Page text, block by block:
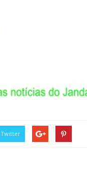
Twitter